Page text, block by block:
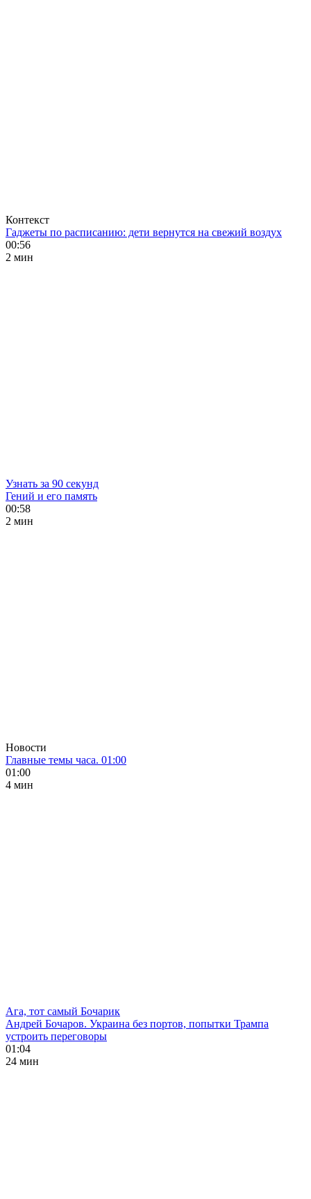
Контекст
Гаджеты по расписанию: дети вернутся на свежий воздух
00:56
2 мин
Узнать за 90 секунд
Гений и его память
00:58
2 мин
Новости
Главные темы часа. 01:00
01:00
4 мин
Ага, тот самый Бочарик
Андрей Бочаров. Украина без портов, попытки Трампа
устроить переговоры
01:04
24 мин